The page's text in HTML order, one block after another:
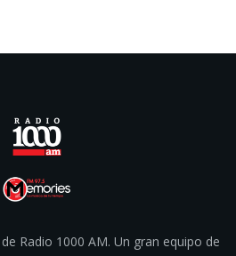
Radio 1000 AM. Un gran equipo de